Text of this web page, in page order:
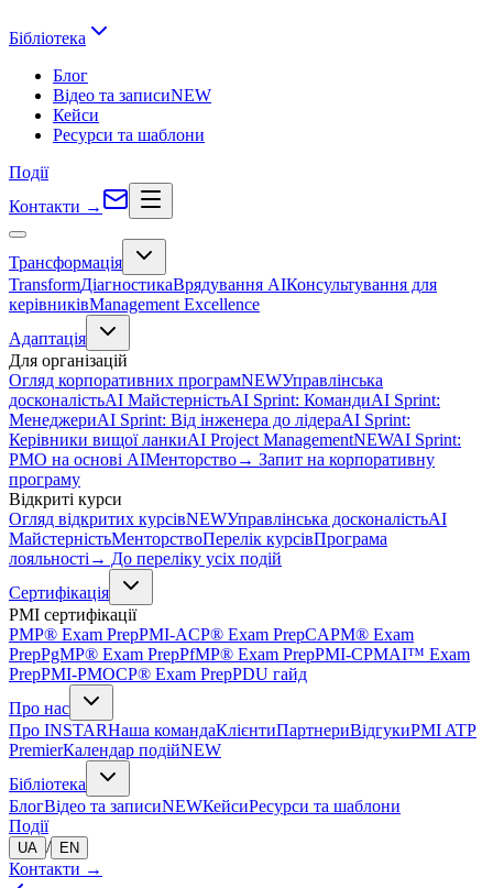
Бібліотека
Блог
Відео та записиNEW
Кейси
Ресурси та шаблони
Події
Контакти →
Трансформація
TransformДіагностикаВрядування AIКонсультування для
керівниківManagement Excellence
Адаптація
Для організацій
Огляд корпоративних програмNEWУправлінська
досконалістьAI МайстерністьAI Sprint: КомандиAI Sprint:
МенеджериAI Sprint: Від інженера до лідераAI Sprint:
Керівники вищої ланкиAI Project ManagementNEWAI Sprint:
PMO на основі AIМенторство→ Запит на корпоративну
програму
Відкриті курси
Огляд відкритих курсівNEWУправлінська досконалістьAI
МайстерністьМенторствоПерелік курсівПрограма
лояльності → До переліку усіх подій
Сертифікація
PMI сертифікації
PMP® Exam PrepPMI-ACP® Exam PrepCAPM® Exam
PrepPgMP® Exam PrepPfMP® Exam PrepPMI-CPMAI™ Exam
PrepPMI-PMOCP® Exam PrepPDU гайд
Про нас
Про INSTARНаша командаКлієнтиПартнериВідгукиPMI ATP
PremierКалендар подійNEW
Бібліотека
БлогВідео та записиNEWКейсиРесурси та шаблони
Події
UA / EN
Контакти →